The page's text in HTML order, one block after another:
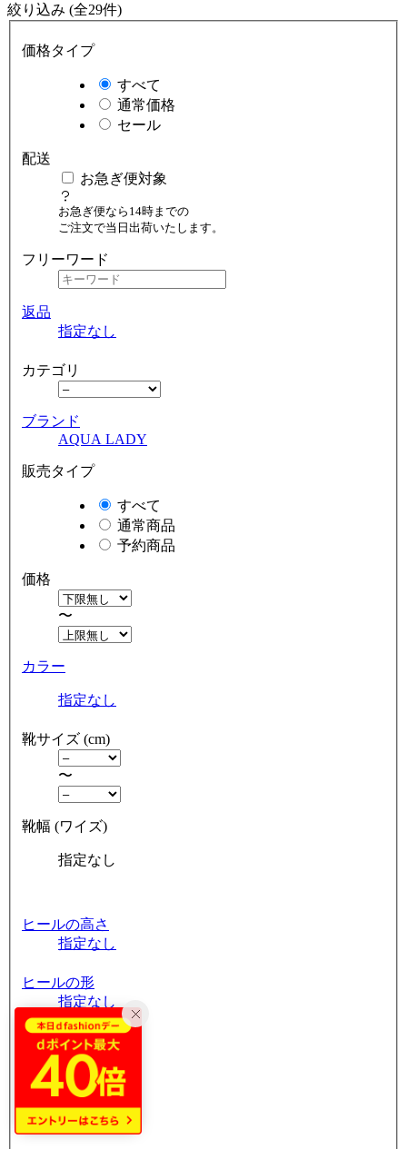
絞り込み (全29件)
価格タイプ
すべて
通常価格
セール
配送
お急ぎ便対象
お急ぎ便なら14時までの
ご注文で当日出荷いたします。
フリーワード
返品
指定なし
カテゴリ
ブランド
AQUA LADY
販売タイプ
すべて
通常商品
予約商品
価格
〜
カラー
指定なし
靴サイズ (cm)
〜
靴幅 (ワイズ)
指定なし
ヒールの高さ
指定なし
ヒールの形
指定なし
つま先の形状
指定なし
筒周り
指定なし